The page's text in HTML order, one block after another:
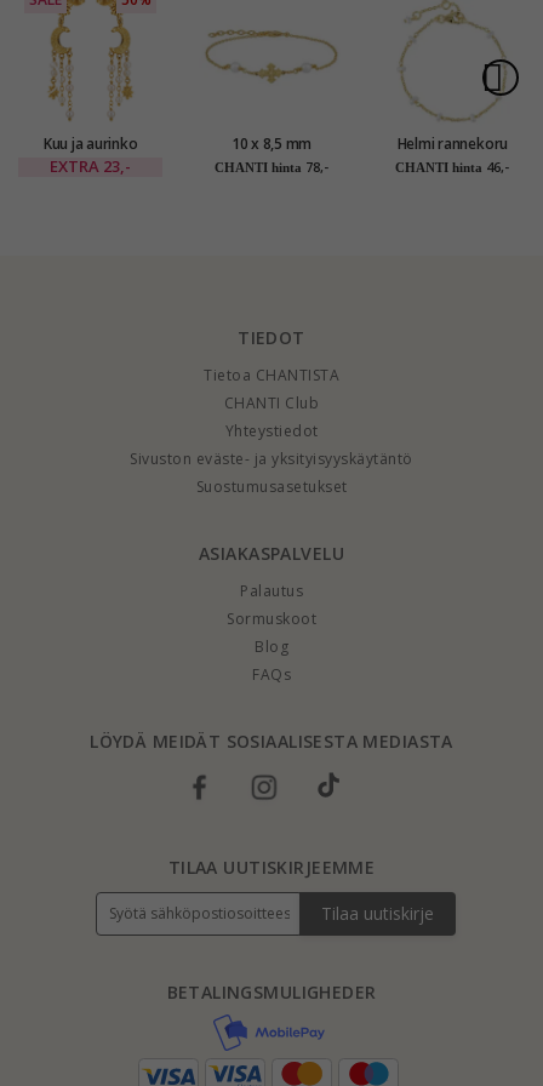
Kuu ja aurinko
korvarenkaat
EXTRA 23,-
10 x 8,5 mm
dagmarristi helmi
CHANTI hinta 78,-
Helmi rannekoru
kullattua hopeaa
CHANTI hinta 46,-
TIEDOT
Tietoa CHANTISTA
CHANTI Club
Yhteystiedot
Sivuston eväste- ja yksityisyyskäytäntö
Suostumusasetukset
ASIAKASPALVELU
Palautus
Sormuskoot
Blog
FAQs
LÖYDÄ MEIDÄT SOSIAALISESTA MEDIASTA
BETALINGSMULIGHEDER
TILAA UUTISKIRJEEMME
Tilaa uutiskirje